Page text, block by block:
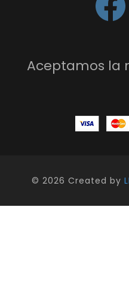
Aceptamos la
© 2026 Created by